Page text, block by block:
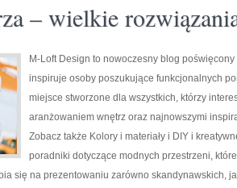
– wielkie
M-Loft Design to nowoczesny blog
inspiruje osoby poszukujące funkcjonalnych
miejsce stworzone dla wszystkich, którzy
aranżowaniem wnętrz oraz najnowszymi
Zobacz także Kolory i materiały i DIY i
poradniki dotyczące modnych przestrzeni,
się na prezentowaniu zarówno skandynawskich,